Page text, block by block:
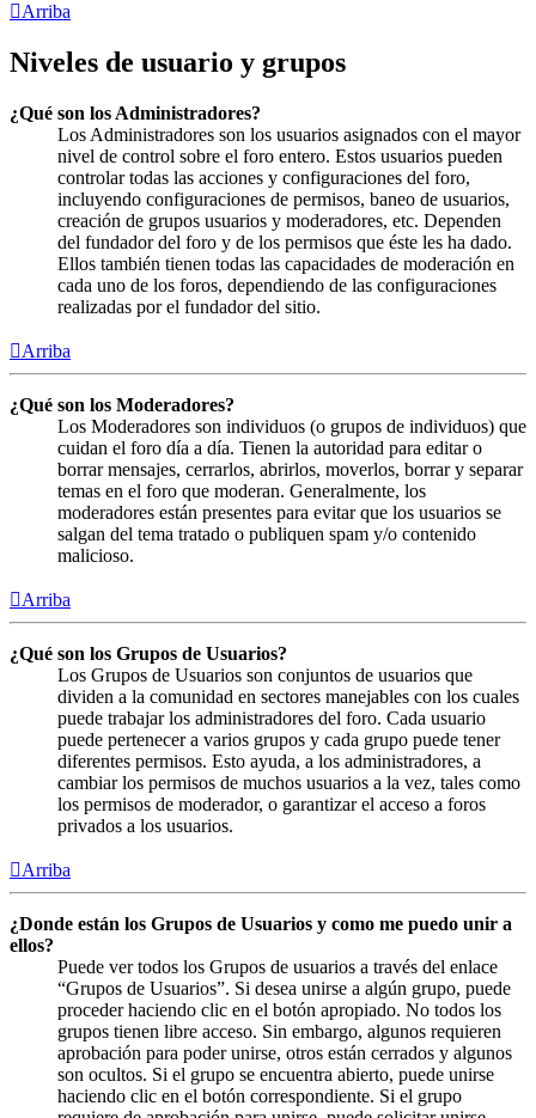
Arriba
Niveles de usuario y grupos
¿Qué son los Administradores?
Los Administradores son los usuarios asignados con el mayor
nivel de control sobre el foro entero. Estos usuarios pueden
controlar todas las acciones y configuraciones del foro,
incluyendo configuraciones de permisos, baneo de usuarios,
creación de grupos usuarios y moderadores, etc. Dependen
del fundador del foro y de los permisos que éste les ha dado.
Ellos también tienen todas las capacidades de moderación en
cada uno de los foros, dependiendo de las configuraciones
realizadas por el fundador del sitio.
Arriba
¿Qué son los Moderadores?
Los Moderadores son individuos (o grupos de individuos) que
cuidan el foro día a día. Tienen la autoridad para editar o
borrar mensajes, cerrarlos, abrirlos, moverlos, borrar y separar
temas en el foro que moderan. Generalmente, los
moderadores están presentes para evitar que los usuarios se
salgan del tema tratado o publiquen spam y/o contenido
malicioso.
Arriba
¿Qué son los Grupos de Usuarios?
Los Grupos de Usuarios son conjuntos de usuarios que
dividen a la comunidad en sectores manejables con los cuales
puede trabajar los administradores del foro. Cada usuario
puede pertenecer a varios grupos y cada grupo puede tener
diferentes permisos. Esto ayuda, a los administradores, a
cambiar los permisos de muchos usuarios a la vez, tales como
los permisos de moderador, o garantizar el acceso a foros
privados a los usuarios.
Arriba
¿Donde están los Grupos de Usuarios y como me puedo unir a
ellos?
Puede ver todos los Grupos de usuarios a través del enlace
“Grupos de Usuarios”. Si desea unirse a algún grupo, puede
proceder haciendo clic en el botón apropiado. No todos los
grupos tienen libre acceso. Sin embargo, algunos requieren
aprobación para poder unirse, otros están cerrados y algunos
son ocultos. Si el grupo se encuentra abierto, puede unirse
haciendo clic en el botón correspondiente. Si el grupo